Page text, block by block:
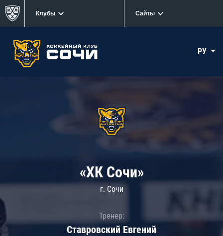
Клубы Сайты
РУ
«ХК Сочи»
г. Сочи
Тренер:
Ставровский Евгений